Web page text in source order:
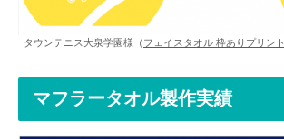
タウンテニス大泉学園様（ フェイスタオル 枠ありプリント
マフラータオル製作実績